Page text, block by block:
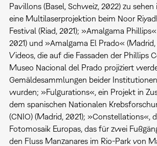
Pavillons (Basel, Schweiz, 2022) zu
eine Multilaserprojektion beim Noor
Festival (Riad, 2021); »Amalgama
2021) und »Amalgama El Prado« (Madrid,
Videos, die auf die Fassaden der Phillips
Museo Nacional del Prado projiziert
Gemäldesammlungen beider
wurden; »Fulgurations«, ein Projekt in
dem spanischen Nationalen
(CNIO) (Madrid, 2021); »Constellations«,
Fotomosaik Europas, das für zwei
den Fluss Manzanares im Rio-Park von